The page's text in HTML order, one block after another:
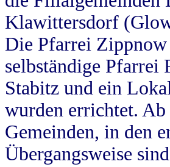
Klawittersdorf
Die Pfarrei Zippnow
selbständige
Stabitz und ein
wurden errichtet.
Gemeinden, in den
Übergangsweise